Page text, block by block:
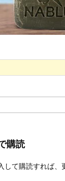
購読
して購読すれば、